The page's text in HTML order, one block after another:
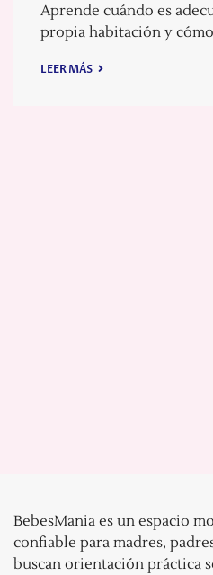
Aprende cuándo es
propia habitación y
LEER MÁS
BebesMania es un espacio
confiable para madres,
buscan orientación práctica